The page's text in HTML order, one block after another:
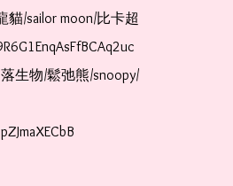
貓/sailor moon/比卡超
生物/鬆弛熊/snoopy/